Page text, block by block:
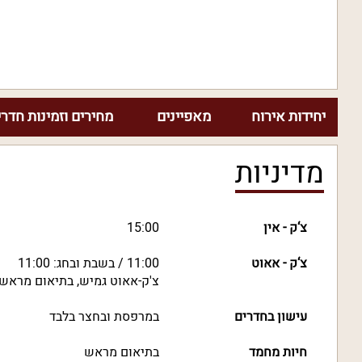
יחידות אירוח מאפיינים מחירים וזמינות
מדיניות
צ‘ק - אין
15:00
צ‘ק - אאוט
11:00 / בשבת ובחג: 11:00
צ'ק-אאוט גמיש, בתיאום מראש
עישון בחדרים
במרפסת ובחצר בלבד
חיות מחמד
בתיאום מראש